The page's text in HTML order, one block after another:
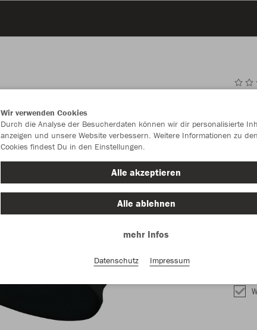
Fixe
Wir verwenden Cookies
Durch die Analyse der Besucherdaten können wir dir personalisierte
anzeigen und unsere Website verbessern. Weitere Informationen zu den
Cookies findest Du in den Einstellungen.
Alle akzeptieren
Alle ablehnen
mehr Infos
Datenschutz Impressum